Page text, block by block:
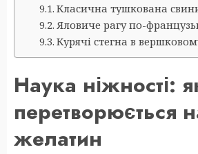
Класична тушкована
Яловиче рагу по-
Курячі стегна в
Наука ніжності:
перетворюється
желатин